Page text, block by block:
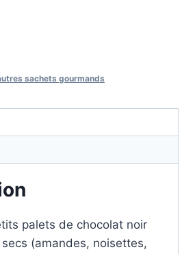
sachets gourmands
palets de chocolat noir
(amandes, noisettes,